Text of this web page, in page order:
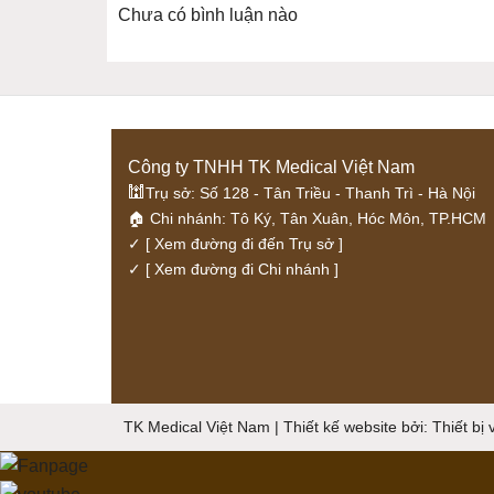
Chưa có bình luận nào
Công ty TNHH TK Medical Việt Nam
🕍 Trụ sở: Số 128 - Tân Triều - Thanh Trì - Hà Nội
🏠 Chi nhánh: Tô Ký, Tân Xuân, Hóc Môn, TP.HCM
✓ [ Xem đường đi đến Trụ sở ]
✓ [ Xem đường đi Chi nhánh ]
TK Medical Việt Nam | Thiết kế website bởi: Thiết bị